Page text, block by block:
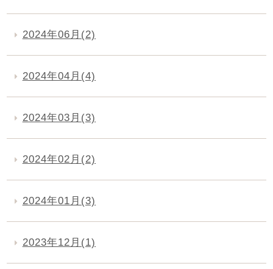
2024年06月(2)
2024年04月(4)
2024年03月(3)
2024年02月(2)
2024年01月(3)
2023年12月(1)